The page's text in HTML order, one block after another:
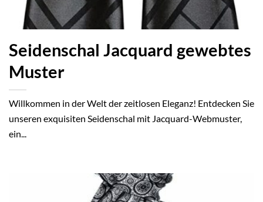
Seidenschal Jacquard gewebtes
Muster
Willkommen in der Welt der zeitlosen Eleganz! Entdecken Sie
unseren exquisiten Seidenschal mit Jacquard-Webmuster,
ein...